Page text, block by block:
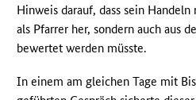
Hinweis darauf, dass sein
als Pfarrer her, sondern auch aus
bewertet werden müsste.
In einem am gleichen Tage mit